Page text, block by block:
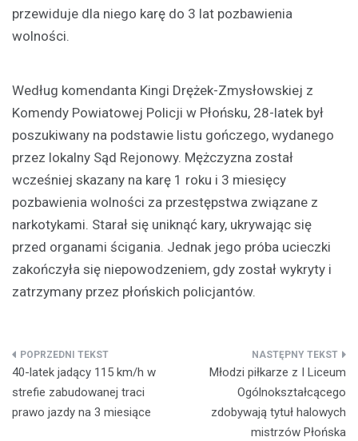
przewiduje dla niego karę do 3 lat pozbawienia
wolności.
Według komendanta Kingi Drężek-Zmysłowskiej z
Komendy Powiatowej Policji w Płońsku, 28-latek był
poszukiwany na podstawie listu gończego, wydanego
przez lokalny Sąd Rejonowy. Mężczyzna został
wcześniej skazany na karę 1 roku i 3 miesięcy
pozbawienia wolności za przestępstwa związane z
narkotykami. Starał się uniknąć kary, ukrywając się
przed organami ścigania. Jednak jego próba ucieczki
zakończyła się niepowodzeniem, gdy został wykryty i
zatrzymany przez płońskich policjantów.
Nawigacja
wpisu
40-latek jadący 115 km/h w
strefie zabudowanej traci
prawo jazdy na 3 miesiące
Młodzi piłkarze z I Liceum
Ogólnokształcącego
zdobywają tytuł halowych
mistrzów Płońska